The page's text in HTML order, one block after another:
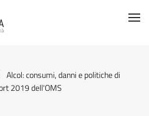
Alcol: consumi, danni e politiche di
2019 dell'OMS